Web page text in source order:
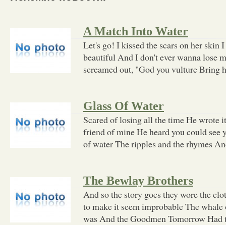
A Match Into Water
Let's go! I kissed the scars on her skin
beautiful And I don't ever wanna lose
screamed out, "God you vulture Bring
Glass Of Water
Scared of losing all the time He wrote
friend of mine He heard you could see
of water The ripples and the rhymes
The Bewlay Brothers
And so the story goes they wore the
to make it seem improbable The
was And the Goodmen Tomorrow Had